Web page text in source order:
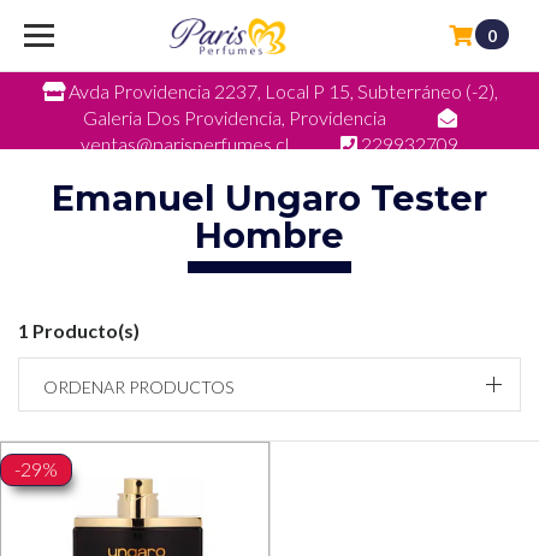
Avda Providencia 2237, Local P 15, Subterráneo (-2),
Galeria Dos Providencia, Providencia
ventas@parisperfumes.cl
229932709
0
Emanuel Ungaro Tester
Hombre
1 Producto(s)
ORDENAR PRODUCTOS
-29%